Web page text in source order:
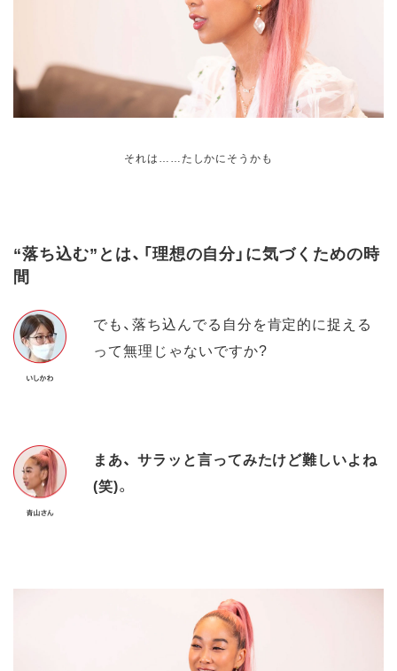
それは……たしかにそうかも
“落ち込む”とは、「理想の自分」に気づくための時
間
でも、落ち込んでる自分を肯定的に捉える
って無理じゃないですか?
まあ、 サラッと言ってみたけど難しいよね
(笑)。